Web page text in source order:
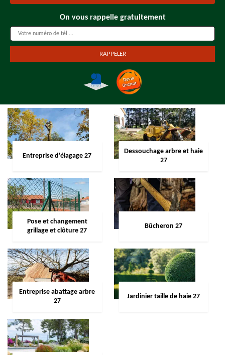
On vous rappelle gratuitement
Entreprise d'élagage 27
Dessouchage arbre et haie
27
Pose et changement
grillage et clôture 27
Bûcheron 27
Entreprise abattage arbre
27
Jardinier taille de haie 27